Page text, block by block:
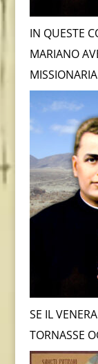
IN QUESTE
MARIANO
MISSIONARIA
SE IL
TORNASSE